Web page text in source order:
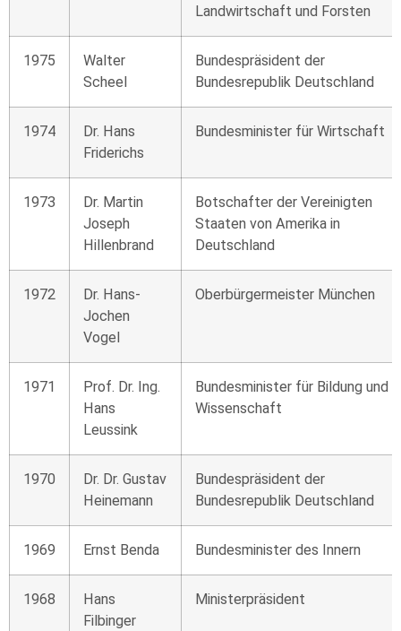
Landwirtschaft und Forsten
1975
Walter
Scheel
Bundespräsident der
Bundesrepublik Deutschland
1974
Dr. Hans
Friderichs
Bundesminister für Wirtschaft
1973
Dr. Martin
Joseph
Hillenbrand
Botschafter der Vereinigten
Staaten von Amerika in
Deutschland
1972
Dr. Hans-
Jochen
Vogel
Oberbürgermeister München
1971
Prof. Dr. Ing.
Hans
Leussink
Bundesminister für Bildung und
Wissenschaft
1970
Dr. Dr. Gustav
Heinemann
Bundespräsident der
Bundesrepublik Deutschland
1969 Ernst Benda Bundesminister des Innern
1968
Hans
Filbinger
Ministerpräsident